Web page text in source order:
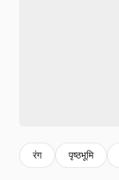
रंग पृष्ठभूमि